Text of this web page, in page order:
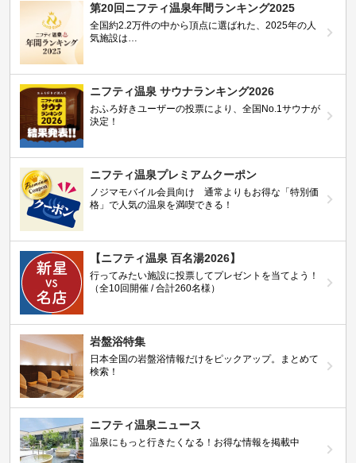
第20回ニフティ温泉年間ランキング2025
全国約2.2万件の中から頂点に選ばれた、2025年の人
気施設は…
ニフティ温泉 サウナランキング2026
おふろ好きユーザーの投票により、全国No.1サウナが
決定！
ニフティ温泉プレミアムクーポン
ノジマモバイル会員向け 通常よりもお得な「特別価
格」で人気の温泉を満喫できる！
【ニフティ温泉 百名湯2026】
行ってみたい施設に投票してプレゼントを当てよう！
（全10回開催 / 合計260名様）
岩盤浴特集
日本全国の岩盤浴情報だけをピックアップ。まとめて
検索！
ニフティ温泉ニュース
温泉にもっと行きたくなる！お得な情報を掲載中